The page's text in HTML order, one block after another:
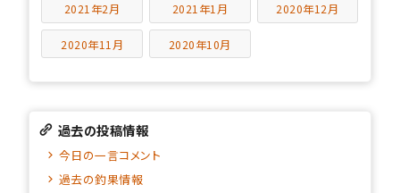
2021年2月 2021年1月 2020年12月
2020年11月 2020年10月
過去の投稿情報
今日の一言コメント
過去の釣果情報